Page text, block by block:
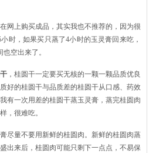
网上购买成品，其实我也不推荐的，因为很
时，如果买只蒸了4小时的玉灵膏回来吃，
空出来了。
，桂圆干一定要买无核的一颗一颗品质优良
好的桂圆干与品质差的桂圆干从口感、药效
有一次用差的桂圆干蒸玉灵膏，蒸完桂圆肉
，很难吃。
尽量不要用新鲜的桂圆肉。新鲜的桂圆肉蒸
出来后，桂圆肉可能只剩下一点点，不易保